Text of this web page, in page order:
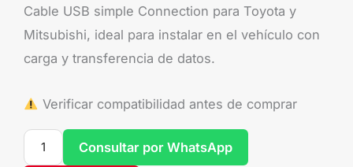
Cable USB simple Connection para Toyota y
Mitsubishi, ideal para instalar en el vehículo con
carga y transferencia de datos.
Verificar compatibilidad antes de comprar
Consultar por WhatsApp